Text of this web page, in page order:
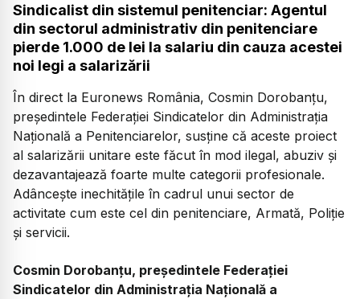
Sindicalist din sistemul penitenciar: Agentul
din sectorul administrativ din penitenciare
pierde 1.000 de lei la salariu din cauza acestei
noi legi a salarizării
În direct la Euronews România, Cosmin Dorobanțu,
președintele Federației Sindicatelor din Administrația
Națională a Penitenciarelor, susține că aceste proiect
al salarizării unitare este făcut în mod ilegal, abuziv și
dezavantajează foarte multe categorii profesionale.
Adâncește inechitățile în cadrul unui sector de
activitate cum este cel din penitenciare, Armată, Poliție
și servicii.
Cosmin Dorobanțu, președintele Federației
Sindicatelor din Administrația Națională a